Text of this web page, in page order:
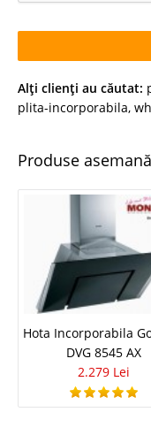
Alţi clienţi au căutat:
plita-incorporabila,
Produse
Hota Incorporabila
DVG 8545 AX
2.279 Lei